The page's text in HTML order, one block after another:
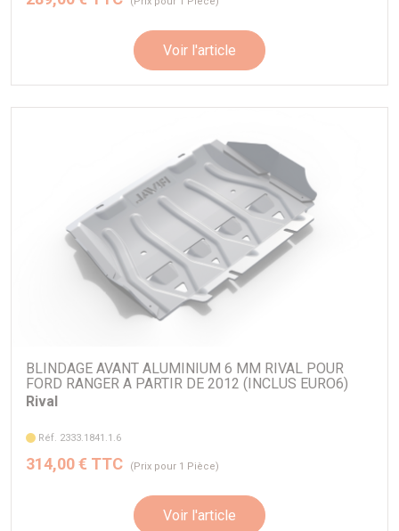
Voir l'article
BLINDAGE AVANT ALUMINIUM 6 MM RIVAL POUR
FORD RANGER A PARTIR DE 2012 (INCLUS EURO6)
Rival
Réf. 2333.1841.1.6
314,00 € TTC (Prix pour 1 Pièce)
Voir l'article